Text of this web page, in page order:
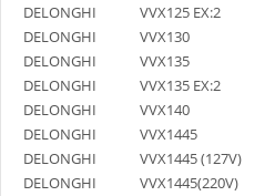
DELONGHI
VVX125 EX:2
DELONGHI
VVX130
DELONGHI
VVX135
DELONGHI
VVX135 EX:2
DELONGHI
VVX140
DELONGHI
VVX1445
DELONGHI
VVX1445 (127V)
DELONGHI
VVX1445(220V)